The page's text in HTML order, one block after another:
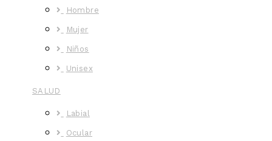
Hombre
Mujer
Niños
Unisex
SALUD
Labial
Ocular